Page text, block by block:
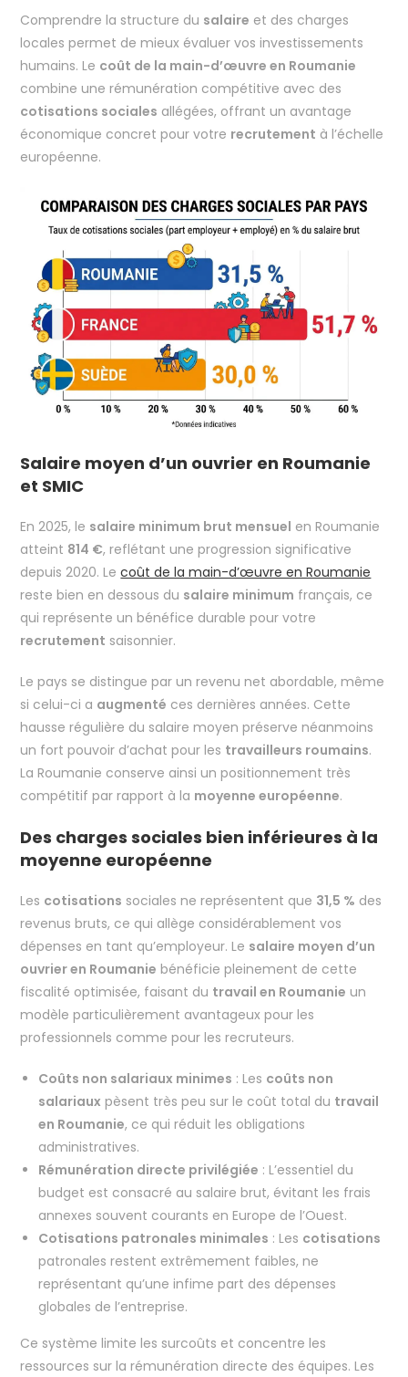
Comprendre la structure du salaire et des charges
locales permet de mieux évaluer vos investissements
humains. Le coût de la main-d’œuvre en Roumanie
combine une rémunération compétitive avec des
cotisations sociales allégées, offrant un avantage
économique concret pour votre recrutement à l’échelle
européenne.
Salaire moyen d’un ouvrier en Roumanie
et SMIC
En 2025, le salaire minimum brut mensuel en Roumanie
atteint 814 €, reflétant une progression significative
depuis 2020. Lecoût de la main-d’œuvre en Roumanie
reste bien en dessous du salaire minimum français, ce
qui représente un bénéfice durable pour votre
recrutement saisonnier.
Le pays se distingue par un revenu net abordable, même
si celui-ci a augmenté ces dernières années. Cette
hausse régulière du salaire moyen préserve néanmoins
un fort pouvoir d’achat pour les travailleurs roumains.
La Roumanie conserve ainsi un positionnement très
compétitif par rapport à la moyenne européenne.
Des charges sociales bien inférieures à la
moyenne européenne
Les cotisations sociales ne représentent que 31,5 % des
revenus bruts, ce qui allège considérablement vos
dépenses en tant qu’employeur. Le salaire moyen d’un
ouvrier en Roumanie bénéficie pleinement de cette
fiscalité optimisée, faisant du travail en Roumanie un
modèle particulièrement avantageux pour les
professionnels comme pour les recruteurs.
Coûts non salariaux minimes : Les coûts non
salariaux pèsent très peu sur le coût total du travail
en Roumanie, ce qui réduit les obligations
administratives.
Rémunération directe privilégiée : L’essentiel du
budget est consacré au salaire brut, évitant les frais
annexes souvent courants en Europe de l’Ouest.
Cotisations patronales minimales : Les cotisations
patronales restent extrêmement faibles, ne
représentant qu’une infime part des dépenses
globales de l’entreprise.
Ce système limite les surcoûts et concentre les
ressources sur la rémunération directe des équipes. Les